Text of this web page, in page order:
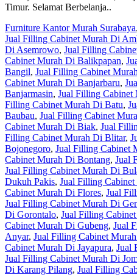
Timur. Selamat Berbelanja..
Furniture Kantor Murah Surabaya,
Jual Filling Cabinet Murah Di
Di Asemrowo, Jual Filling
Cabinet Murah Di Balikpapan,
Bangil, Jual Filling Cabinet
Cabinet Murah Di Banjarbaru,
Banjarmasin, Jual Filling
Filling Cabinet Murah Di Batu,
Baubau, Jual Filling Cabinet
Cabinet Murah Di Biak, Jual
Filling Cabinet Murah Di Blitar,
Bojonegoro, Jual Filling Cabinet
Cabinet Murah Di Bontang, Jual
Jual Filling Cabinet Murah Di
Dukuh Pakis, Jual Filling
Cabinet Murah Di Flores, Jual
Jual Filling Cabinet Murah Di
Di Gorontalo, Jual Filling
Cabinet Murah Di Gubeng, Jual
Anyar, Jual Filling Cabinet
Cabinet Murah Di Jayapura, Jual
Jual Filling Cabinet Murah Di
Di Karang Pilang, Jual Filling